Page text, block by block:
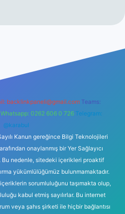
backlinkpaneli@gmail.com Teams:
Whatsapp: 0262 606 0 726 Telegram:
@karabul
Kanun gereğince Bilgi Teknolojileri
onaylanmış bir Yer Sağlayıcı
nedenle, sitedeki içerikleri proaktif
yükümlülüğümüz bulunmamaktadır.
sorumluluğunu taşımakta olup,
kabul etmiş sayılırlar. Bu internet
veya şahıs şirketi ile hiçbir bağlantısı